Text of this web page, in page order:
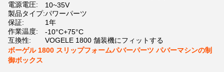
電源電圧:
10~35V
製品タイプ:パワーパーツ
保証:
1年
作業温度:
-10°C+75°C
互換性:
VOGELE 1800 舗装機にフィットする
ボーゲル 1800 スリップフォームパバーパーツ パバーマシンの制
御ボックス